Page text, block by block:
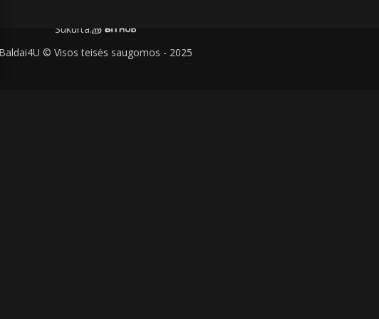
Sukurta:
Baldai4U © Visos teisės saugomos - 2025